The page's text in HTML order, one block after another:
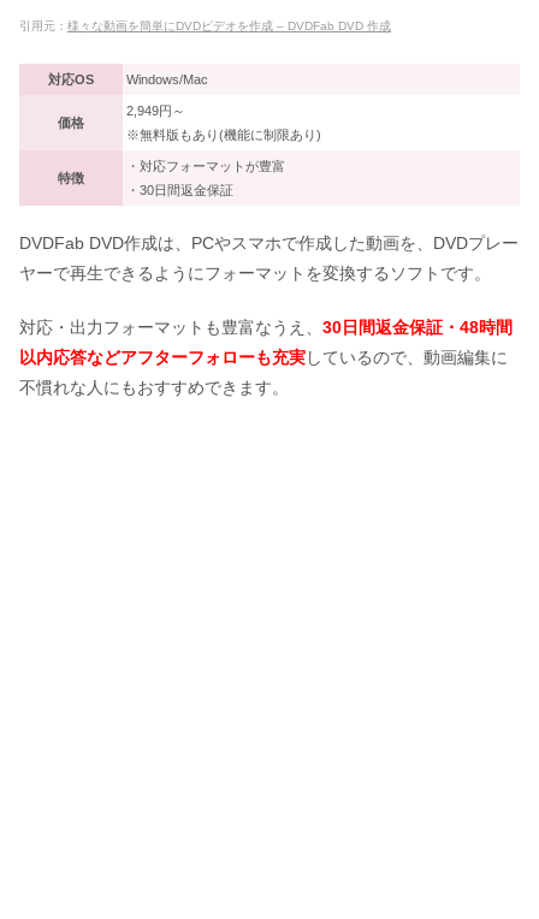
引用元： 様々な動画を簡単にDVDビデオを作成 – DVDFab DVD 作成
対応OS Windows/Mac
価格
2,949円～
※無料版もあり(機能に制限あり)
特徴
・対応フォーマットが豊富
・30日間返金保証
DVDFab DVD作成は、PCやスマホで作成した動画を、DVDプレー
ヤーで再生できるようにフォーマットを変換するソフトです。
対応・出力フォーマットも豊富なうえ、 30日間返金保証・48時間
以内応答などアフターフォローも充実しているので、動画編集に
不慣れな人にもおすすめできます。